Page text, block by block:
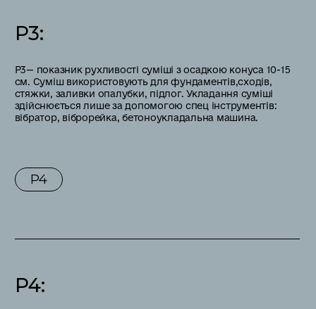
P3:
Р3— показник рухливості суміші з осадкою конуса 10-15
см. Cуміш використовують для фундаментів,сходів,
стяжки, заливки опалубки, підлог. Укладання суміші
здійснюється лише за допомогою спец інструментів:
вібратор, віброрейка, бетоноукладальна машина.
P4
P4: